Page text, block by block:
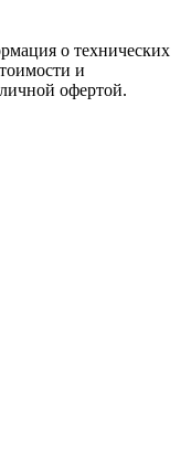
о технических
и
офертой.